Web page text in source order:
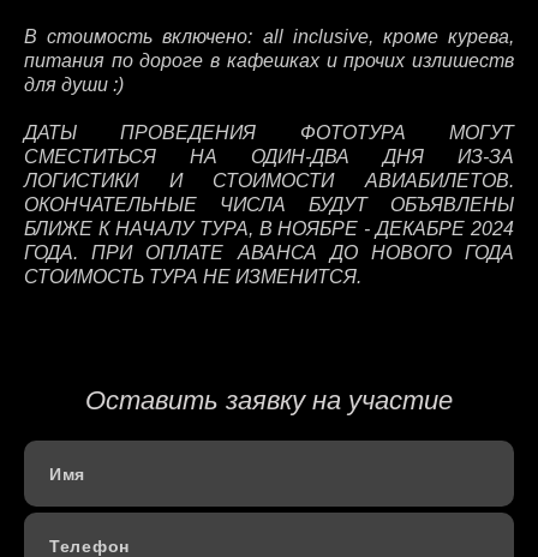
В стоимость включено: all inclusive, кроме курева,
питания по дороге в кафешках и прочих излишеств
для души :)
ДАТЫ ПРОВЕДЕНИЯ ФОТОТУРА МОГУТ
СМЕСТИТЬСЯ НА ОДИН-ДВА ДНЯ ИЗ-ЗА
ЛОГИСТИКИ И СТОИМОСТИ АВИАБИЛЕТОВ.
ОКОНЧАТЕЛЬНЫЕ ЧИСЛА БУДУТ ОБЪЯВЛЕНЫ
БЛИЖЕ К НАЧАЛУ ТУРА, В НОЯБРЕ - ДЕКАБРЕ 2024
ГОДА. ПРИ ОПЛАТЕ АВАНСА ДО НОВОГО ГОДА
СТОИМОСТЬ ТУРА НЕ ИЗМЕНИТСЯ.
Оставить заявку на участие
Имя
Телефон